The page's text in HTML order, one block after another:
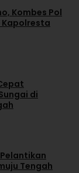
Kombes Pol
Kapolresta
di
Tengah